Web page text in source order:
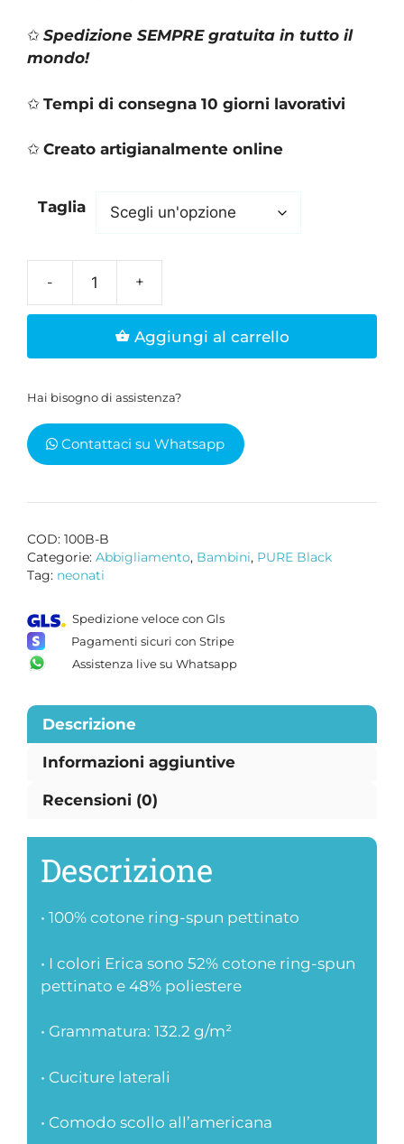
✩ Spedizione SEMPRE gratuita in tutto il
mondo!
✩ Tempi di consegna 10 giorni lavorativi
✩ Creato artigianalmente online
Taglia
neonato
a
maniche
nero
quantità
Aggiungi al carrello
Hai bisogno di assistenza?
Contattaci su Whatsapp
COD: 100B-B
Categorie: Abbigliamento, Bambini, PURE Black
Tag: neonati
Spedizione veloce con Gls
Pagamenti sicuri con Stripe
Assistenza live su Whatsapp
Descrizione
Informazioni aggiuntive
Recensioni (0)
Descrizione
• 100% cotone ring-spun pettinato
• I colori Erica sono 52% cotone ring-spun
pettinato e 48% poliestere
• Grammatura: 132.2 g/m²
• Cuciture laterali
• Comodo scollo all’americana